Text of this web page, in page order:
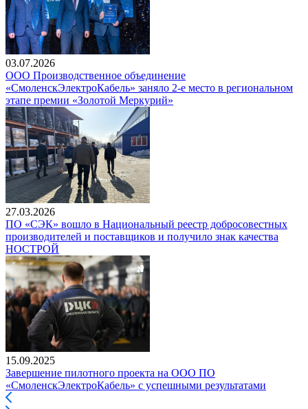
03.07.2026
ООО Производственное объединение
«СмоленскЭлектроКабель» заняло 2-е место в региональном
этапе премии «Золотой Меркурий»
27.03.2026
ПО «СЭК» вошло в Национальный реестр добросовестных
производителей и поставщиков и получило знак качества
НОСТРОЙ
15.09.2025
Завершение пилотного проекта на ООО ПО
«СмоленскЭлектроКабель» с успешными результатами